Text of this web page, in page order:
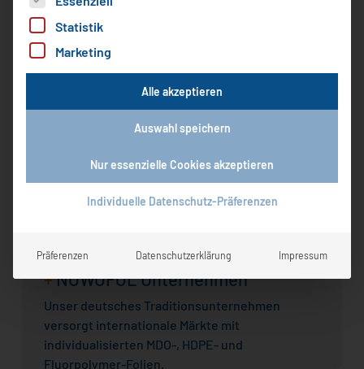
+NOWOFOL Unternehmen
Unser deutsches Traditionsunternehmen
versorgt internationale Märkte mit
individualisierten MDO-, HDPE- und
Fluorpolymer-Folien.
Englisch
Vereinfachtes Chinesisch
Statistik
Marketing
Alle akzeptieren
Auswahl speichern
Nur essenzielle Cookies akzeptieren
Individuelle Datenschutz-Präferenzen
Präferenzen Datenschutzerklärung Impressum